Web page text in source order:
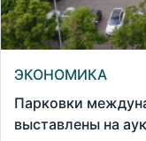
ЭКОНОМИКА
Парковки
выставлены на